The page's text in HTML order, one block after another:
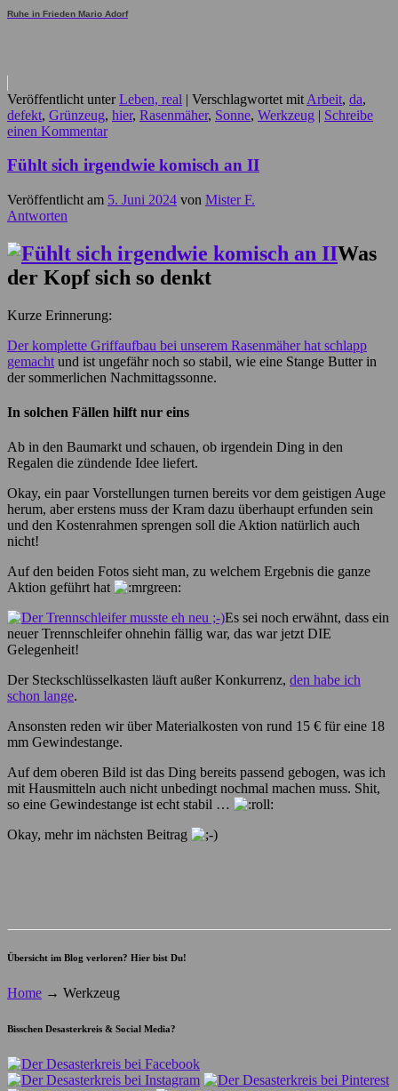
Ruhe in Frieden Mario Adorf
Veröffentlicht unter Leben, real | Verschlagwortet mit Arbeit, da,
defekt, Grünzeug, hier, Rasenmäher, Sonne, Werkzeug | Schreibe
einen Kommentar
Fühlt sich irgendwie komisch an II
Veröffentlicht am 5. Juni 2024 von Mister F.
Antworten
Was
der Kopf sich so denkt
Kurze Erinnerung:
Der komplette Griffaufbau bei unserem Rasenmäher hat schlapp
gemacht und ist ungefähr noch so stabil, wie eine Stange Butter in
der sommerlichen Nachmittagssonne.
In solchen Fällen hilft nur eins
Ab in den Baumarkt und schauen, ob irgendein Ding in den
Regalen die zündende Idee liefert.
Okay, ein paar Vorstellungen turnen bereits vor dem geistigen Auge
herum, aber erstens muss der Kram dazu überhaupt erfunden sein
und den Kostenrahmen sprengen soll die Aktion natürlich auch
nicht!
Auf den beiden Fotos sieht man, zu welchem Ergebnis die ganze
Aktion geführt hat
Es sei noch erwähnt, dass ein
neuer Trennschleifer ohnehin fällig war, das war jetzt DIE
Gelegenheit!
Der Steckschlüsselkasten läuft außer Konkurrenz, den habe ich
schon lange.
Ansonsten reden wir über Materialkosten von rund 15 € für eine 18
mm Gewindestange.
Auf dem oberen Bild ist das Ding bereits passend gebogen, was ich
mit Hausmitteln auch nicht unbedingt nochmal machen muss. Shit,
so eine Gewindestange ist echt stabil …
Okay, mehr im nächsten Beitrag
Übersicht im Blog verloren? Hier bist Du!
Home → Werkzeug
Bisschen Desasterkreis & Social Media?